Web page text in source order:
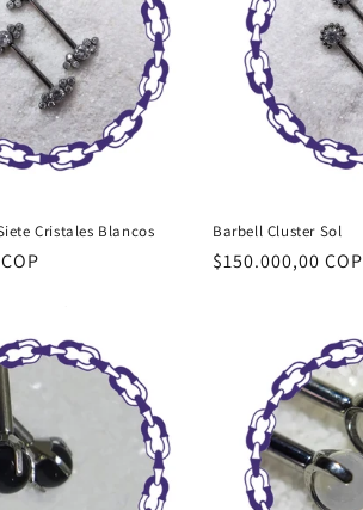
Cristales Blancos Barbell Cluster Sol
Precio
$150.000,00 COP